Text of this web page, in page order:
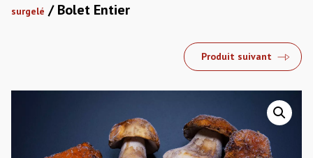
surgelé / Bolet Entier
Produit suivant